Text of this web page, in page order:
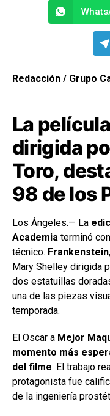
Redacción / Grupo
La película
dirigida
Toro,
98 de los
Los Ángeles.— La
Academia terminó
técnico. Frankenstein
Mary Shelley dirigida
dos estatuillas
una de las piezas
temporada.
El Oscar a Mejor
momento más
del filme. El trabajo
protagonista fue
de la ingeniería